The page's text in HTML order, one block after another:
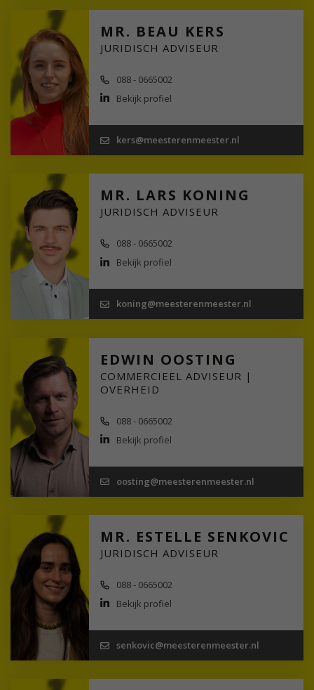
MR. BEAU KERS
JURIDISCH ADVISEUR
088 - 0665002
Bekijk profiel
kers@meesterenmeester.nl
MR. LARS KONING
JURIDISCH ADVISEUR
088 - 0665002
Bekijk profiel
koning@meesterenmeester.nl
EDWIN OOSTING
COMMERCIEEL ADVISEUR |
OVERHEID
088 - 0665002
Bekijk profiel
oosting@meesterenmeester.nl
MR. ESTELLE SENKOVIC
JURIDISCH ADVISEUR
088 - 0665002
Bekijk profiel
senkovic@meesterenmeester.nl